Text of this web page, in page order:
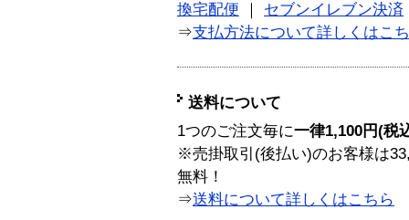
換宅配便
セブンイレブン決済
⇒支払方法について詳しくはこ
送料について
1つのご注文毎に一律1,100円(税
※売掛取引(後払い)のお客様は
無料！
⇒送料について詳しくはこちら